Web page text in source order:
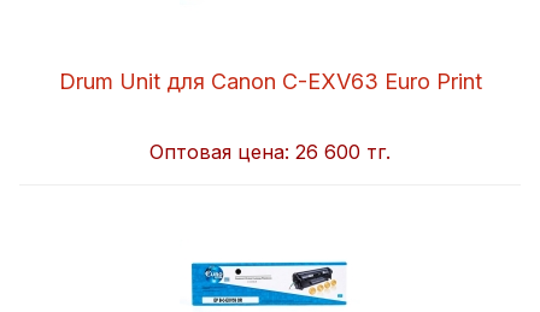
Drum Unit для Canon C-EXV63 Euro Print
Оптовая цена: 26 600 тг.